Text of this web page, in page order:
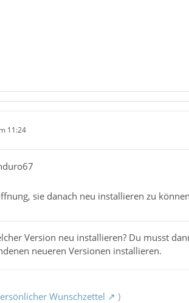
11:24
sie danach neu installieren zu können
Version neu installieren? Du musst
neueren Versionen installieren.
Wunschzettel
)